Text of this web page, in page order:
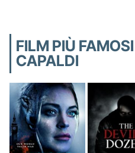
FILM PIÙ
CAPALDI